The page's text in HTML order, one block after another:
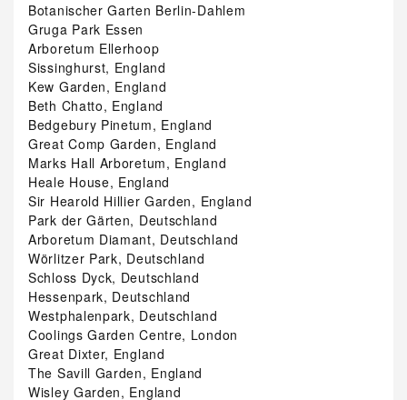
Botanischer Garten Berlin-Dahlem
Gruga Park Essen
Arboretum Ellerhoop
Sissinghurst, England
Kew Garden, England
Beth Chatto, England
Bedgebury Pinetum, England
Great Comp Garden, England
Marks Hall Arboretum, England
Heale House, England
Sir Hearold Hillier Garden, England
Park der Gärten, Deutschland
Arboretum Diamant, Deutschland
Wörlitzer Park, Deutschland
Schloss Dyck, Deutschland
Hessenpark, Deutschland
Westphalenpark, Deutschland
Coolings Garden Centre, London
Great Dixter, England
The Savill Garden, England
Wisley Garden, England